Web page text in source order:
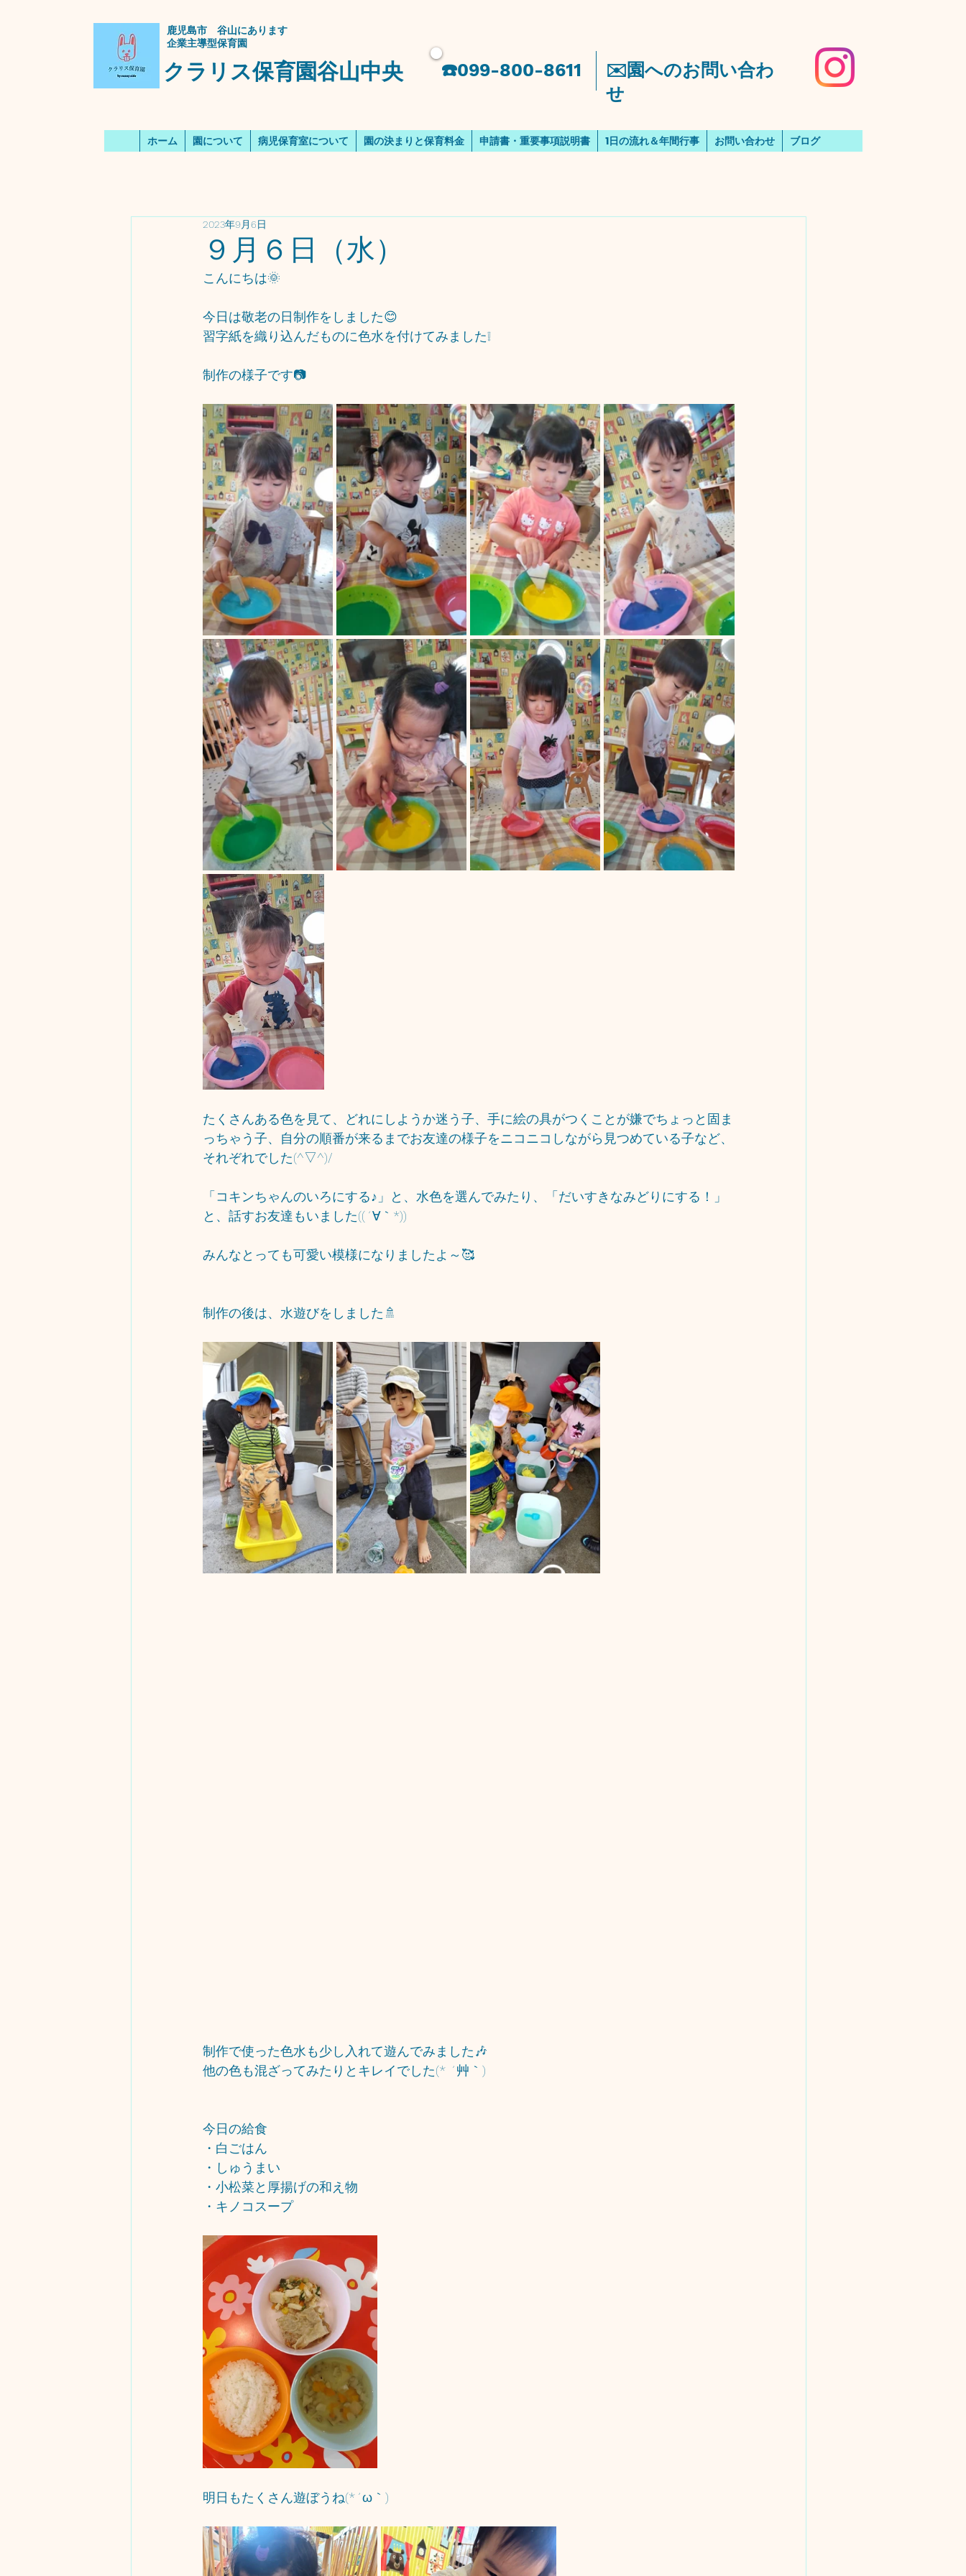
​鹿児島市 谷山にあります
企業主導型保育園
クラリス保育園谷山中央
​✉️園へのお問い合わ
せ
​☎️099-800-8611
ホーム 園について 病児保育室について 園の決まりと保育料金 申請書・重要事項説明書 1日の流れ＆年間行事 お問い合わせ ブログ
９月６日（水）
2023年9月6日
こんにちは🌞
今日は敬老の日制作をしました😊
習字紙を織り込んだものに色水を付けてみました❕
制作の様子です📷
たくさんある色を見て、どれにしようか迷う子、手に絵の具がつくことが嫌でちょっと固ま
っちゃう子、自分の順番が来るまでお友達の様子をニコニコしながら見つめている子など、
それぞれでした(^▽^)/
「コキンちゃんのいろにする♪」と、水色を選んでみたり、「だいすきなみどりにする！」
と、話すお友達もいました((´∀｀*))
みんなとっても可愛い模様になりましたよ～🥰
制作の後は、水遊びをしました🚿
制作で使った色水も少し入れて遊んでみました🎶
他の色も混ざってみたりとキレイでした(* ´艸｀)
今日の給食
・白ごはん
・しゅうまい
・小松菜と厚揚げの和え物
・キノコスープ
明日もたくさん遊ぼうね(*´ω｀)